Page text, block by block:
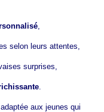
selon leurs attentes,
surprises,
aux jeunes qui